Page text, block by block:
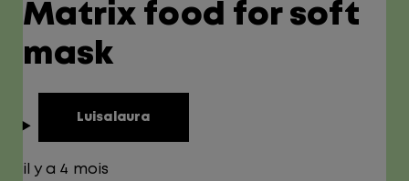
Matrix food for soft
mask
Luisalaura
il y a 4 mois